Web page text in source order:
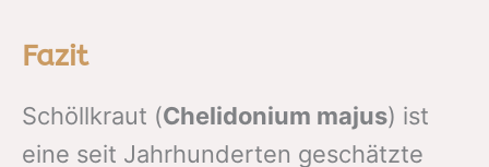
Fazit
Schöllkraut (Chelidonium majus) ist
eine seit Jahrhunderten geschätzte